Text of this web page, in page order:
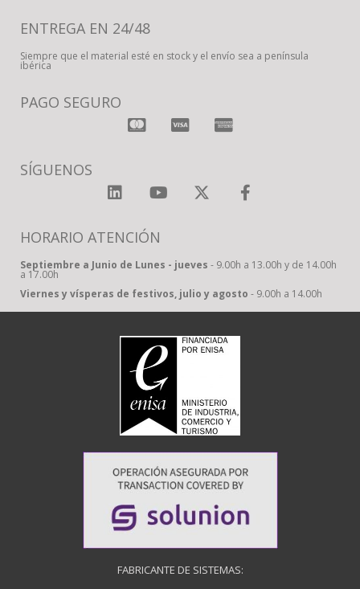
ENTREGA EN 24/48
Siempre que el material esté en stock y el envío sea a península
ibérica
PAGO SEGURO
SÍGUENOS
HORARIO ATENCIÓN
Septiembre a Junio de Lunes - jueves - 9.00h a 13.00h y de 14.00h
a 17.00h
Viernes y vísperas de festivos, julio y agosto - 9.00h a 14.00h
FABRICANTE DE SISTEMAS: